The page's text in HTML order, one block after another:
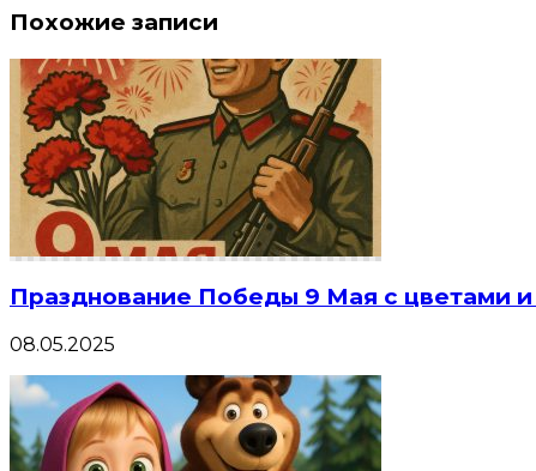
Похожие записи
Празднование Победы 9 Мая с цветами
08.05.2025